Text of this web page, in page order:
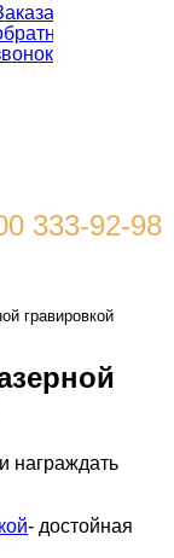
333-92-98
гравировкой
награждать
- достойная